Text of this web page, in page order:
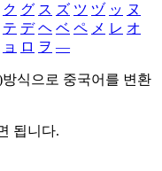
ク グ ス ズ ツ ヅ ッ ヌ
テ デ ヘ ベ ペ メ レ オ
ョ ロ ヲ ―
식으로 중국어를 변환
됩니다.